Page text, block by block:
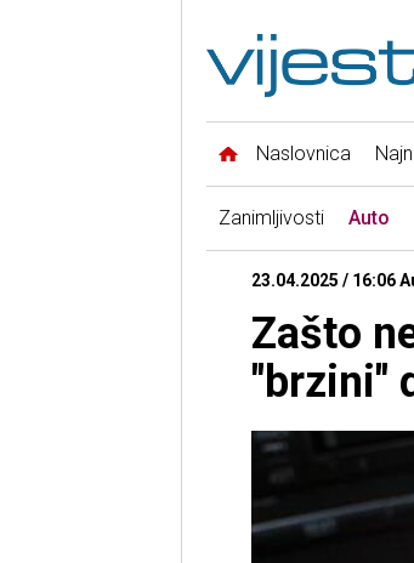
Naslovnica
Zanimljivosti Auto
23.04.2025 / 16:06
Zašto
"brzini"